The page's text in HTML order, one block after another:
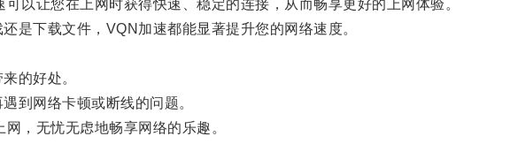
让您在上网时获得快速、稳定的连接，从而畅享更好的上网体验。
下载文件，VQN加速都能显著提升您的网络速度。
的好处。
网络卡顿或断线的问题。
，无忧无虑地畅享网络的乐趣。